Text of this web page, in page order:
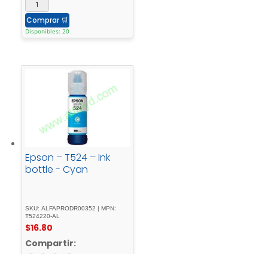
Comprar 🛒
Disponibles: 20
Epson – T524 – Ink
bottle - Cyan
SKU: ALFAPRODR00352 | MPN:
T524220-AL
$16.80
Compartir: